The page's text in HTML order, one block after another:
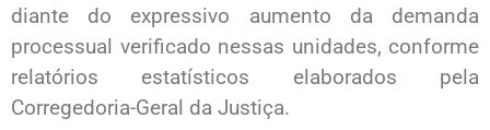
diante do expressivo aumento da demanda
processual verificado nessas unidades, conforme
relatórios estatísticos elaborados pela
Corregedoria-Geral da Justiça.